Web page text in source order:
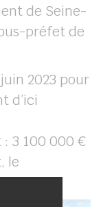
de Seine-
préfet de
2023 pour
d’ici
3 100 000 €
le